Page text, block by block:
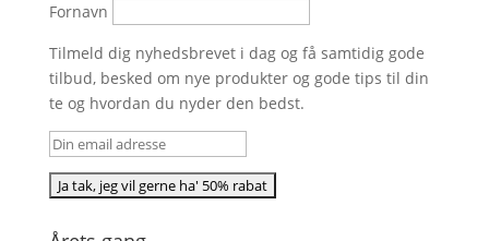
Fornavn
Tilmeld dig nyhedsbrevet i dag og få samtidig gode
tilbud, besked om nye produkter og gode tips til din
te og hvordan du nyder den bedst.